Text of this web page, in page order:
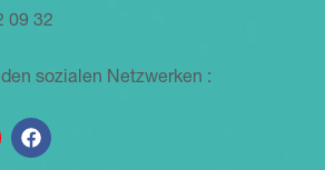
09 32
sozialen Netzwerken :